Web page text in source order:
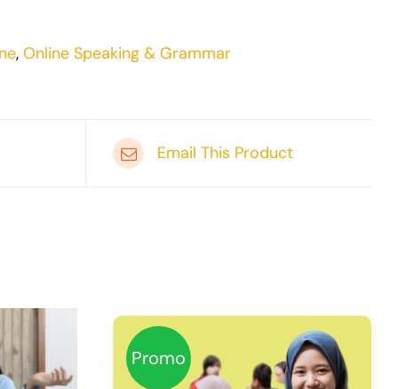
, Online Speaking & Grammar
Email This Product
Promo